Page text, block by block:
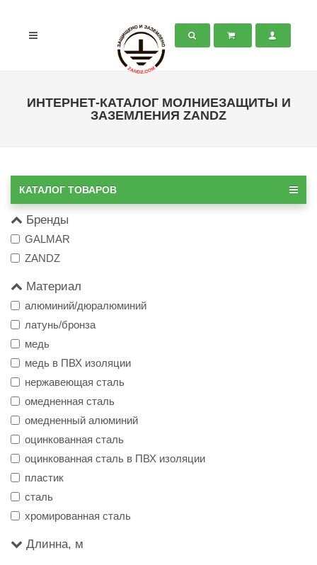
ИНТЕРНЕТ-КАТАЛОГ МОЛНИЕЗАЩИТЫ И
ЗАЗЕМЛЕНИЯ ZANDZ
КАТАЛОГ ТОВАРОВ
Бренды
GALMAR
ZANDZ
Материал
алюминий/дюралюминий
латунь/бронза
медь
медь в ПВХ изоляции
нержавеющая сталь
омедненная сталь
омедненный алюминий
оцинкованная сталь
оцинкованная сталь в ПВХ изоляции
пластик
сталь
хромированная сталь
Длинна, м